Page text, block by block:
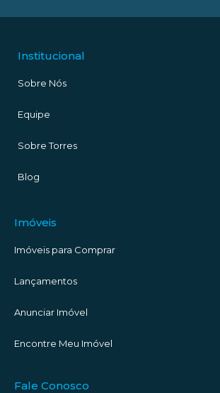
Institucional
Sobre Nós
Equipe
Sobre Torres
Blog
Imóveis
Imóveis para Comprar
Lançamentos
Anunciar Imóvel
Encontre Meu Imóvel
Fale Conosco